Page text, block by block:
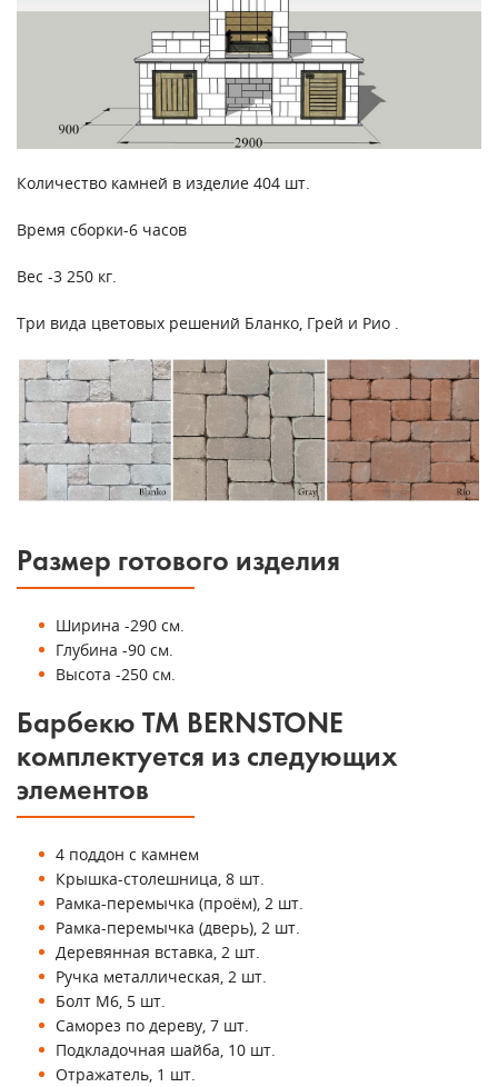
Количество камней в изделие 404 шт.
Время сборки-6 часов
Вес -3 250 кг.
Три вида цветовых решений Бланко, Грей и Рио .
Размер готового изделия
Ширина -290 см.
Глубина -90 см.
Высота -250 см.
Барбекю ТМ BERNSTONE
комплектуется из следующих
элементов
4 поддон с камнем
Крышка-столешница, 8 шт.
Рамка-перемычка (проём), 2 шт.
Рамка-перемычка (дверь), 2 шт.
Деревянная вставка, 2 шт.
Ручка металлическая, 2 шт.
Болт М6, 5 шт.
Саморез по дереву, 7 шт.
Подкладочная шайба, 10 шт.
Отражатель, 1 шт.